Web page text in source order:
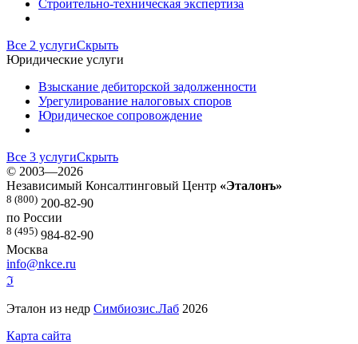
Строительно-техническая экспертиза
Все 2 услугиСкрыть
Юридические услуги
Взыскание дебиторской задолженности
Урегулирование налоговых споров
Юридическое сопровождение
Все 3 услугиСкрыть
© 2003—2026
Независимый Консалтинговый Центр «Эталонъ»
8 (800) 200-82-90
по России
8 (495) 984-82-90
Москва
info@nkce.ru
ℑ
Эталон из недр Симбиозис.Лаб 2026
Карта сайта